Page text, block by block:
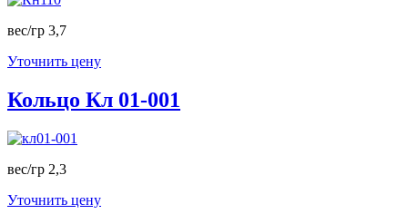
вес/гр 3,7
Уточнить цену
Кольцо Кл 01-001
вес/гр 2,3
Уточнить цену